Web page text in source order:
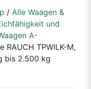
/ Alle Waagen &
und
A-
RAUCH TPWILK-M,
bis 2.500 kg